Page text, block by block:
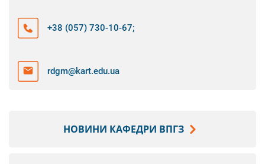
+38 (057) 730-10-67;
rdgm@kart.edu.ua
НОВИНИ КАФЕДРИ ВПГЗ